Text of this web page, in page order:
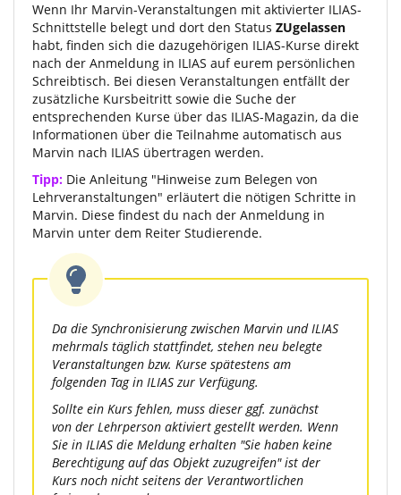
Wenn Ihr Marvin-Veranstaltungen mit aktivierter ILIAS-
Schnittstelle belegt und dort den Status ZUgelassen
habt, finden sich die dazugehörigen ILIAS-Kurse direkt
nach der Anmeldung in ILIAS auf eurem persönlichen
Schreibtisch. Bei diesen Veranstaltungen entfällt der
zusätzliche Kursbeitritt sowie die Suche der
entsprechenden Kurse über das ILIAS-Magazin, da die
Informationen über die Teilnahme automatisch aus
Marvin nach ILIAS übertragen werden.
Tipp: Die Anleitung "Hinweise zum Belegen von
Lehrveranstaltungen" erläutert die nötigen Schritte in
Marvin. Diese findest du nach der Anmeldung in
Marvin unter dem Reiter Studierende.
Da die Synchronisierung zwischen Marvin und ILIAS
mehrmals täglich stattfindet, stehen neu belegte
Veranstaltungen bzw. Kurse spätestens am
folgenden Tag in ILIAS zur Verfügung.
Sollte ein Kurs fehlen, muss dieser ggf. zunächst
von der Lehrperson aktiviert gestellt werden. Wenn
Sie in ILIAS die Meldung erhalten "Sie haben keine
Berechtigung auf das Objekt zuzugreifen" ist der
Kurs noch nicht seitens der Verantwortlichen